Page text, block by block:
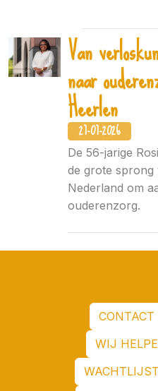
Van
naar
Heerlen
27-07-2026
De 56-jarige
de grote sprong
Nederland om
ouderenzorg.
WIJ